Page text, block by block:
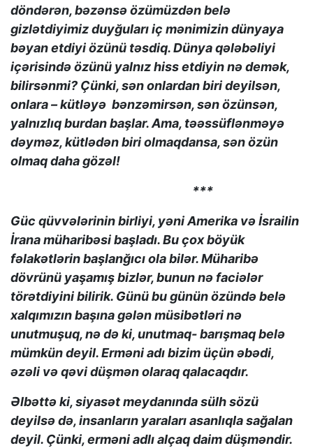
döndərən, bəzənsə özümüzdən belə
gizlətdiyimiz duyğuları iç mənimizin dünyaya
bəyan etdiyi özünü təsdiq. Dünya qələbəliyi
içərisində özünü yalnız hiss etdiyin nə demək,
bilirsənmi? Çünki, sən onlardan biri deyilsən,
onlara – kütləyə bənzəmirsən, sən özünsən,
yalnızlıq burdan başlar. Ama, təəssüflənməyə
dəyməz, kütlədən biri olmaqdansa, sən özün
olmaq daha gözəl!
***
Güc qüvvələrinin birliyi, yəni Amerika və İsrailin
İrana müharibəsi başladı. Bu çox böyük
fəlakətlərin başlanğıcı ola bilər. Müharibə
dövrünü yaşamış bizlər, bunun nə faciələr
törətdiyini bilirik. Günü bu günün özündə belə
xalqımızın başına gələn müsibətləri nə
unutmuşuq, nə də ki, unutmaq- barışmaq belə
mümkün deyil. Erməni adı bizim üçün əbədi,
əzəli və qəvi düşmən olaraq qalacaqdır.
Əlbəttə ki, siyasət meydanında sülh sözü
deyilsə də, insanların yaraları asanlıqla sağalan
deyil. Çünki, erməni adlı alçaq daim düşməndir.